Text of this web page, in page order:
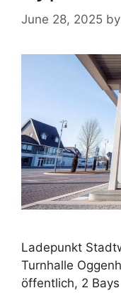
June 28, 2025 by
Ladepunkt
Turnhalle
öffentlich, 2